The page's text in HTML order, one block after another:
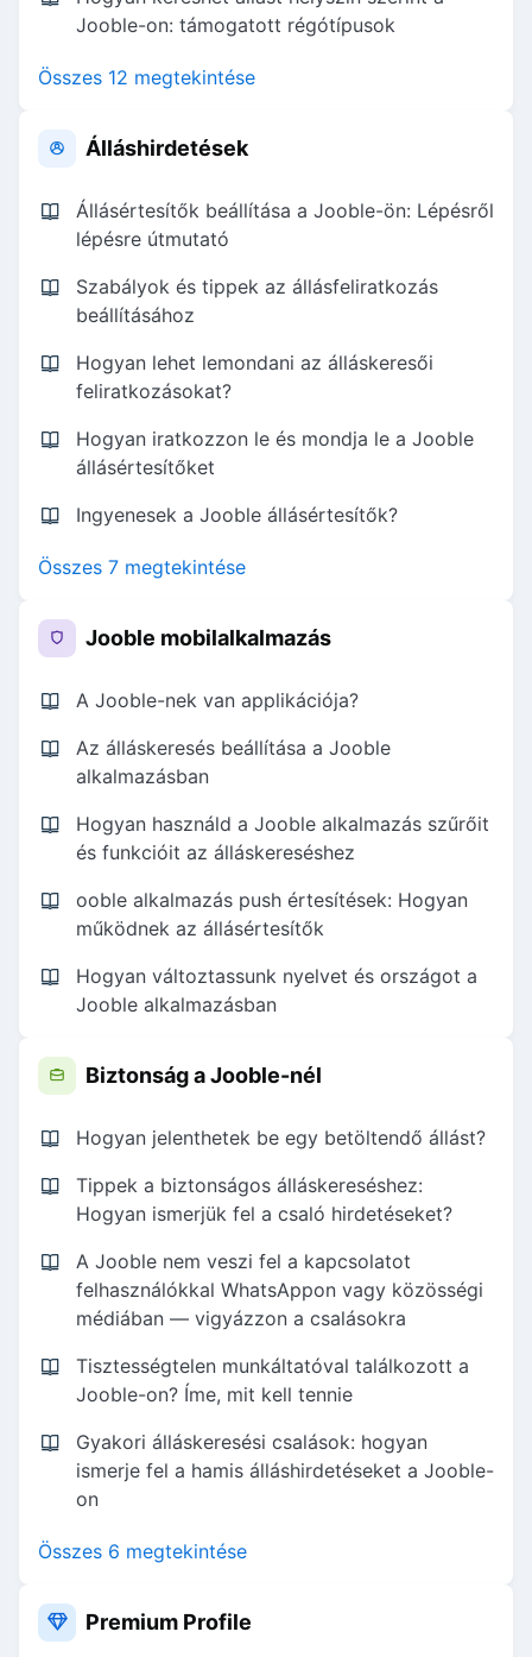
Jooble-on: támogatott régótípusok
Összes 12 megtekintése
Álláshirdetések
Állásértesítők beállítása a Jooble-ön: Lépésről
lépésre útmutató
Szabályok és tippek az állásfeliratkozás
beállításához
Hogyan lehet lemondani az álláskeresői
feliratkozásokat?
Hogyan iratkozzon le és mondja le a Jooble
állásértesítőket
Ingyenesek a Jooble állásértesítők?
Összes 7 megtekintése
Jooble mobilalkalmazás
A Jooble-nek van applikációja?
Az álláskeresés beállítása a Jooble
alkalmazásban
Hogyan használd a Jooble alkalmazás szűrőit
és funkcióit az álláskereséshez
ooble alkalmazás push értesítések: Hogyan
működnek az állásértesítők
Hogyan változtassunk nyelvet és országot a
Jooble alkalmazásban
Biztonság a Jooble-nél
Hogyan jelenthetek be egy betöltendő állást?
Tippek a biztonságos álláskereséshez:
Hogyan ismerjük fel a csaló hirdetéseket?
A Jooble nem veszi fel a kapcsolatot
felhasználókkal WhatsAppon vagy közösségi
médiában — vigyázzon a csalásokra
Tisztességtelen munkáltatóval találkozott a
Jooble-on? Íme, mit kell tennie
Gyakori álláskeresési csalások: hogyan
ismerje fel a hamis álláshirdetéseket a Jooble-
on
Összes 6 megtekintése
Premium Profile